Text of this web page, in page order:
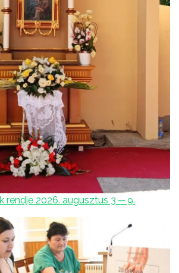
rendje 2026. augusztus 3 ─ 9.